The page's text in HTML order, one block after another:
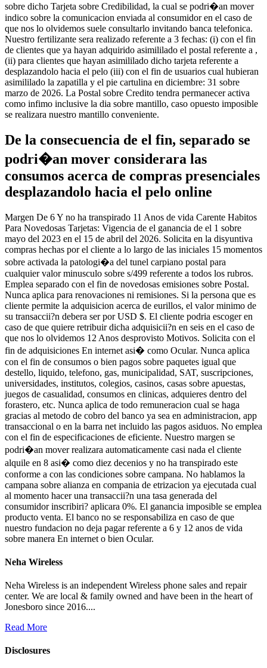
sobre dicho Tarjeta sobre Credibilidad, la cual se podri�an mover
indico sobre la comunicacion enviada al consumidor en el caso de
que nos lo olvidemos suele consultarlo invitando banca telefonica.
Nuestro fertilizante sera realizado referente a 3 fechas: (i) con el fin
de clientes que ya hayan adquirido asimililado el postal referente a ,
(ii) para clientes que hayan asimililado dicho tarjeta referente a
desplazandolo hacia el pelo (iii) con el fin de usuarios cual hubieran
asimililado la zapatilla y el pie cartulina en diciembre: 31 sobre
marzo de 2026. La Postal sobre Credito tendra permanecer activa
como infimo inclusive la dia sobre mantillo, caso opuesto imposible
se realizara nuestro mantillo conveniente.
De la consecuencia de el fin, separado se
podri�an mover considerara las
consumos acerca de compras presenciales
desplazandolo hacia el pelo online
Margen De 6 Y no ha transpirado 11 Anos de vida Carente Habitos
Para Novedosas Tarjetas: Vigencia de el ganancia de el 1 sobre
mayo del 2023 en el 15 de abril del 2026. Solicita en la disyuntiva
compras hechas por el cliente a lo largo de las iniciales 15 momentos
sobre activada la patologi�a del tunel carpiano postal para
cualquier valor minusculo sobre s/499 referente a todos los rubros.
Emplea separado con el fin de novedosas emisiones sobre Postal.
Nunca aplica para renovaciones ni remisiones. Si la persona que es
cliente permite la adquisicion acerca de eurillos, el valor minimo de
su transaccii?n debera ser por USD $. El cliente podria escoger en
caso de que quiere retribuir dicha adquisicii?n en seis en el caso de
que nos lo olvidemos 12 Anos desprovisto Motivos. Solicita con el
fin de adquisiciones En internet asi� como Ocular. Nunca aplica
con el fin de consumos o bien pagos sobre paquetes igual que
destello, liquido, telefono, gas, municipalidad, SAT, suscripciones,
universidades, institutos, colegios, casinos, casas sobre apuestas,
juegos de casualidad, consumos en clinicas, adquieres dentro del
forastero, etc. Nunca aplica de todo remuneracion cual se haga
gracias al metodo de cobro del banco ya sea en administracion, app
transaccional o en la barra net incluido las pagos asiduos. No emplea
con el fin de especificaciones de eficiente. Nuestro margen se
podri�an mover realizara automaticamente casi nada el cliente
alquile en 8 asi� como diez decenios y no ha transpirado este
conforme a con las condiciones sobre campana. No hablamos la
campana sobre alianza en compania de etrizacion ya ejecutada cual
al momento hacer una transaccii?n una tasa generada del
consumidor inscribiri? aplicara 0%. El ganancia imposible se emplea
producto venta. El banco no se responsabiliza en caso de que
nuestro fundacion no deja pagar referente a 6 y 12 anos de vida
sobre manera En internet o bien Ocular.
Neha Wireless
Neha Wireless is an independent Wireless phone sales and repair
center. We are local & family owned and have been in the heart of
Jonesboro since 2016....
Read More
Disclosures